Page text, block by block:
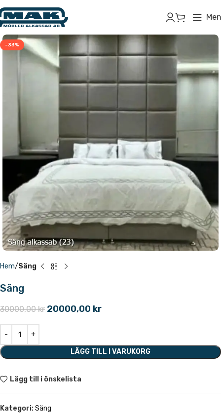
-33%
Hem Säng
Säng
30000,00kr 20000,00 kr
LÄGG TILL I VARUKORG
Lägg till i önskelista
Kategori:Säng